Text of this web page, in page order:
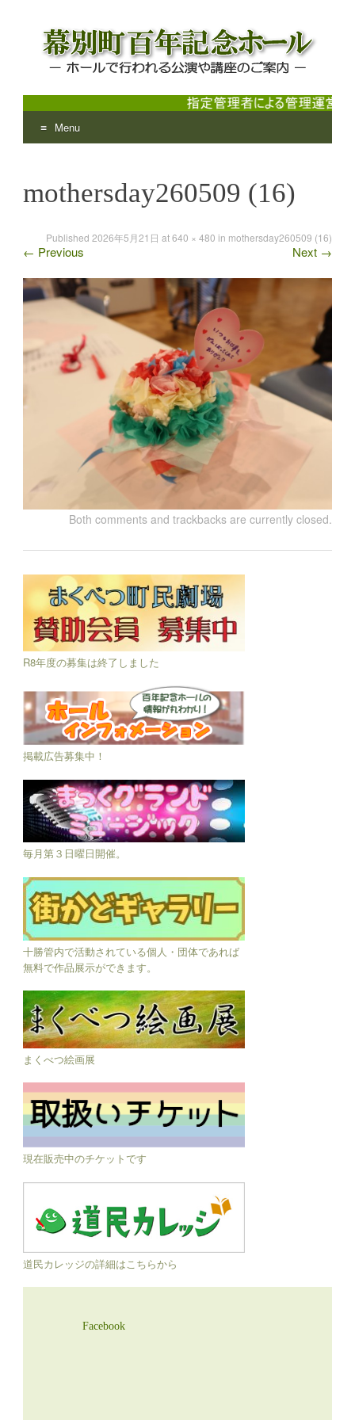
幕別町百年記念ホール
ホールで行われる公演や講座のご案内
Menu
content
mothersday260509 (16)
Published 2026年5月21日 at640 × 480 in mothersday260509 (16)
← Previous Next →
Both comments and trackbacks are currently closed.
R8年度の募集は終了しました
掲載広告募集中！
毎月第３日曜日開催。
十勝管内で活動されている個人・団体であれば
無料で作品展示ができます。
まくべつ絵画展
現在販売中のチケットです
道民カレッジの詳細はこちらから
Facebook